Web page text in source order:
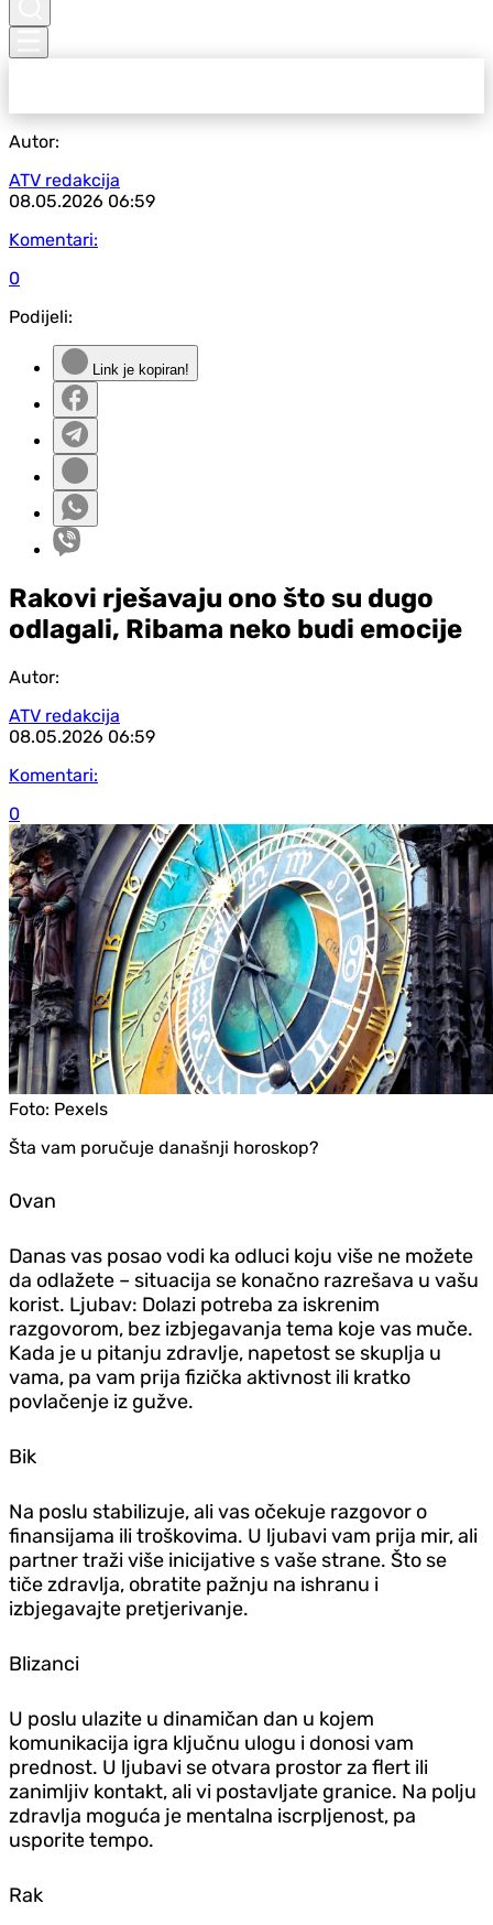
Autor:
ATV redakcija
08.05.2026 06:59
Komentari:
0
Podijeli:
Link je kopiran!
Rakovi rješavaju ono što su dugo
odlagali, Ribama neko budi emocije
Autor:
ATV redakcija
08.05.2026 06:59
Komentari:
0
Foto: Pexels
Šta vam poručuje današnji horoskop?
Ovan
Danas vas posao vodi ka odluci koju više ne možete
da odlažete – situacija se konačno razrešava u vašu
korist. Ljubav: Dolazi potreba za iskrenim
razgovorom, bez izbjegavanja tema koje vas muče.
Kada je u pitanju zdravlje, napetost se skuplja u
vama, pa vam prija fizička aktivnost ili kratko
povlačenje iz gužve.
Bik
Na poslu stabilizuje, ali vas očekuje razgovor o
finansijama ili troškovima. U ljubavi vam prija mir, ali
partner traži više inicijative s vaše strane. Što se
tiče zdravlja, obratite pažnju na ishranu i
izbjegavajte pretjerivanje.
Blizanci
U poslu ulazite u dinamičan dan u kojem
komunikacija igra ključnu ulogu i donosi vam
prednost. U ljubavi se otvara prostor za flert ili
zanimljiv kontakt, ali vi postavljate granice. Na polju
zdravlja moguća je mentalna iscrpljenost, pa
usporite tempo.
Rak